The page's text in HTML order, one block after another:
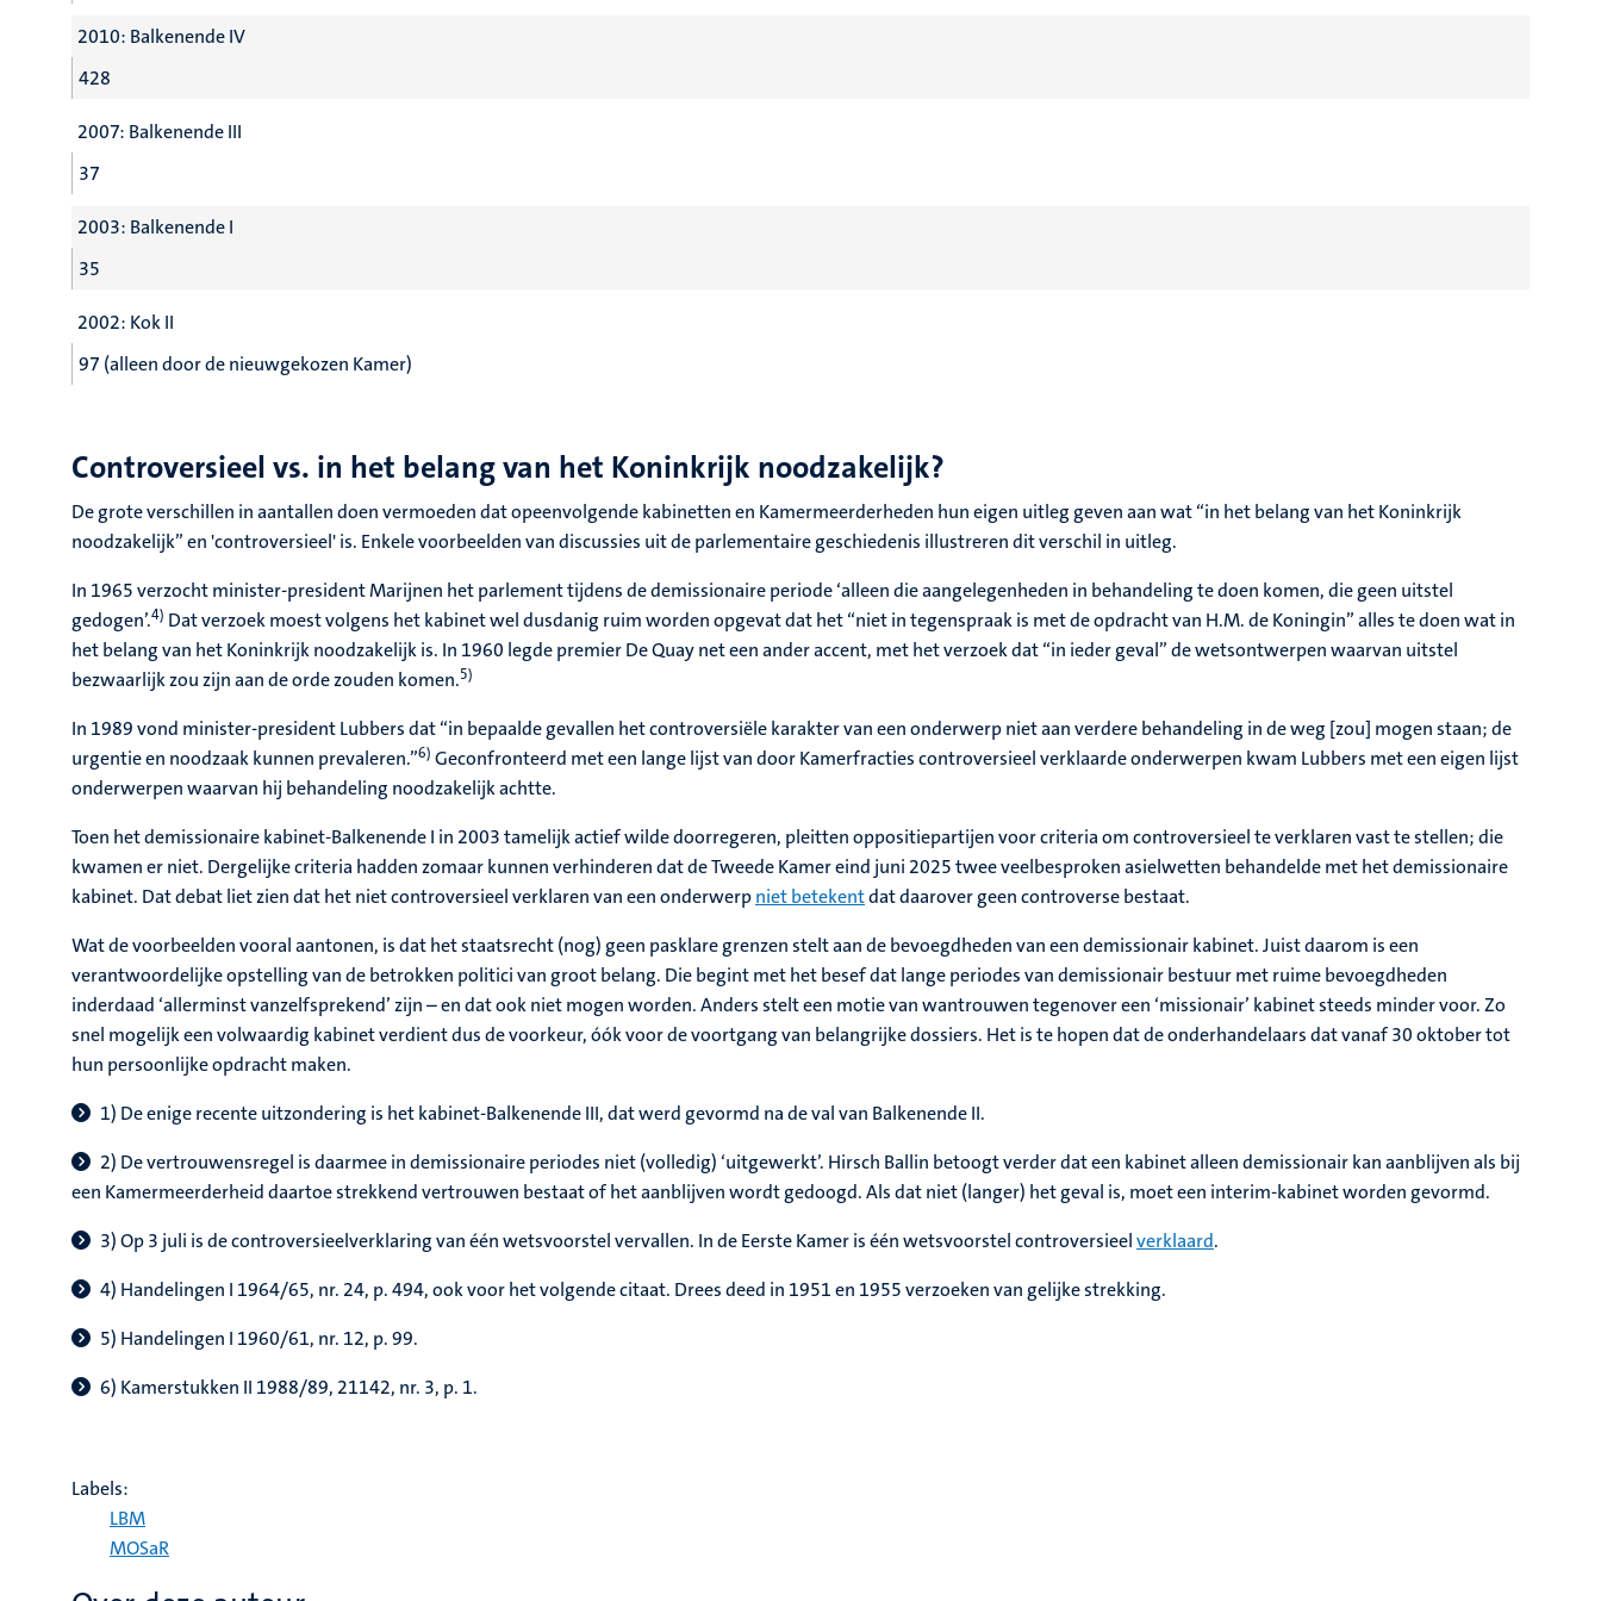
2010: Balkenende IV
428
2007: Balkenende III
37
2003: Balkenende I
35
2002: Kok II
97 (alleen door de nieuwgekozen Kamer)
Controversieel vs. in het belang van het Koninkrijk noodzakelijk?
De grote verschillen in aantallen doen vermoeden dat opeenvolgende kabinetten en Kamermeerderheden hun eigen uitleg geven aan wat “in het belang van het Koninkrijk
noodzakelijk” en 'controversieel' is. Enkele voorbeelden van discussies uit de parlementaire geschiedenis illustreren dit verschil in uitleg.
In 1965 verzocht minister-president Marijnen het parlement tijdens de demissionaire periode ‘alleen die aangelegenheden in behandeling te doen komen, die geen uitstel
gedogen’.4) Dat verzoek moest volgens het kabinet wel dusdanig ruim worden opgevat dat het “niet in tegenspraak is met de opdracht van H.M. de Koningin” alles te doen wat in
het belang van het Koninkrijk noodzakelijk is. In 1960 legde premier De Quay net een ander accent, met het verzoek dat “in ieder geval” de wetsontwerpen waarvan uitstel
bezwaarlijk zou zijn aan de orde zouden komen.5)
In 1989 vond minister-president Lubbers dat “in bepaalde gevallen het controversiële karakter van een onderwerp niet aan verdere behandeling in de weg [zou] mogen staan; de
urgentie en noodzaak kunnen prevaleren.”6) Geconfronteerd met een lange lijst van door Kamerfracties controversieel verklaarde onderwerpen kwam Lubbers met een eigen lijst
onderwerpen waarvan hij behandeling noodzakelijk achtte.
Toen het demissionaire kabinet-Balkenende I in 2003 tamelijk actief wilde doorregeren, pleitten oppositiepartijen voor criteria om controversieel te verklaren vast te stellen; die
kwamen er niet. Dergelijke criteria hadden zomaar kunnen verhinderen dat de Tweede Kamer eind juni 2025 twee veelbesproken asielwetten behandelde met het demissionaire
kabinet. Dat debat liet zien dat het niet controversieel verklaren van een onderwerpniet betekentdat daarover geen controverse bestaat.
Wat de voorbeelden vooral aantonen, is dat het staatsrecht (nog) geen pasklare grenzen stelt aan de bevoegdheden van een demissionair kabinet. Juist daarom is een
verantwoordelijke opstelling van de betrokken politici van groot belang. Die begint met het besef dat lange periodes van demissionair bestuur met ruime bevoegdheden
inderdaad ‘allerminst vanzelfsprekend’ zijn – en dat ook niet mogen worden. Anders stelt een motie van wantrouwen tegenover een ‘missionair’ kabinet steeds minder voor. Zo
snel mogelijk een volwaardig kabinet verdient dus de voorkeur, óók voor de voortgang van belangrijke dossiers. Het is te hopen dat de onderhandelaars dat vanaf 30 oktober tot
hun persoonlijke opdracht maken.
1) De enige recente uitzondering is het kabinet-Balkenende III, dat werd gevormd na de val van Balkenende II.
2) De vertrouwensregel is daarmee in demissionaire periodes niet (volledig) ‘uitgewerkt’. Hirsch Ballin betoogt verder dat een kabinet alleen demissionair kan aanblijven als bij
een Kamermeerderheid daartoe strekkend vertrouwen bestaat of het aanblijven wordt gedoogd. Als dat niet (langer) het geval is, moet een interim-kabinet worden gevormd.
3) Op 3 juli is de controversieelverklaring van één wetsvoorstel vervallen. In de Eerste Kamer is één wetsvoorstel controversieelverklaard.
4) Handelingen I 1964/65, nr. 24, p. 494, ook voor het volgende citaat. Drees deed in 1951 en 1955 verzoeken van gelijke strekking.
5) Handelingen I 1960/61, nr. 12, p. 99.
6) Kamerstukken II 1988/89, 21142, nr. 3, p. 1.
Labels:
LBM
MOSaR